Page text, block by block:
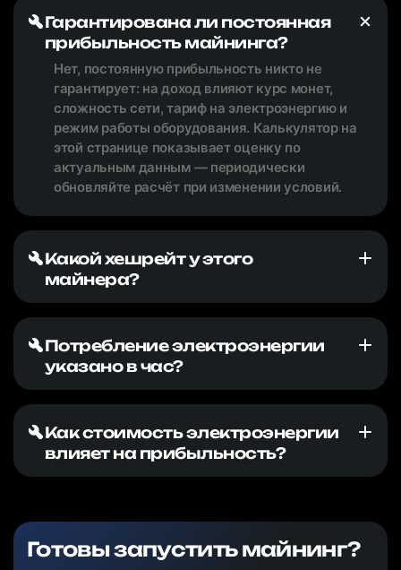
Гарантирована ли постоянная
прибыльность майнинга?
Нет, постоянную прибыльность никто не
гарантирует: на доход влияют курс монет,
сложность сети, тариф на электроэнергию и
режим работы оборудования. Калькулятор на
этой странице показывает оценку по
актуальным данным — периодически
обновляйте расчёт при изменении условий.
Какой хешрейт у этого
майнера?
Потребление электроэнергии
указано в час?
Как стоимость электроэнергии
влияет на прибыльность?
Готовы запустить майнинг?